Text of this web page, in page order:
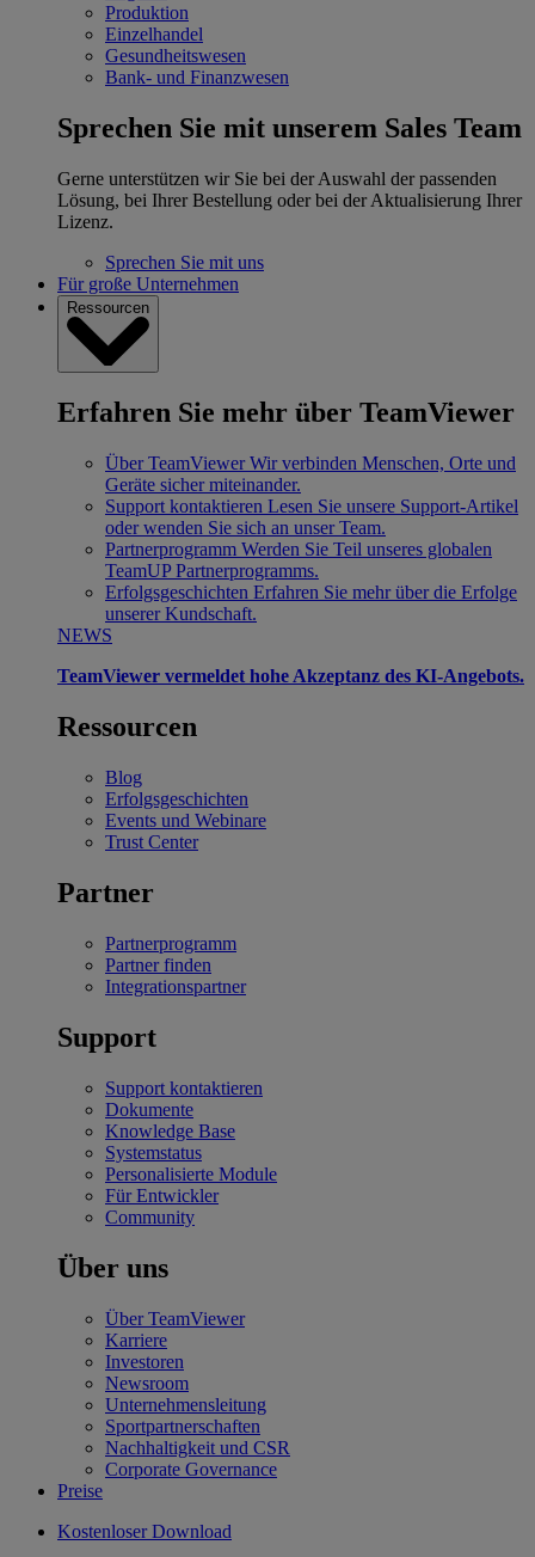
Produktion
Einzelhandel
Gesundheitswesen
Bank- und Finanzwesen
Sprechen Sie mit unserem Sales Team
Gerne unterstützen wir Sie bei der Auswahl der passenden
Lösung, bei Ihrer Bestellung oder bei der Aktualisierung Ihrer
Lizenz.
Sprechen Sie mit uns
Für große Unternehmen
Ressourcen
Erfahren Sie mehr über TeamViewer
Über TeamViewer Wir verbinden Menschen, Orte und
Geräte sicher miteinander.
Support kontaktieren Lesen Sie unsere Support-Artikel
oder wenden Sie sich an unser Team.
Partnerprogramm Werden Sie Teil unseres globalen
TeamUP Partnerprogramms.
Erfolgsgeschichten Erfahren Sie mehr über die Erfolge
unserer Kundschaft.
NEWS
TeamViewer vermeldet hohe Akzeptanz des KI-Angebots.
Ressourcen
Blog
Erfolgsgeschichten
Events und Webinare
Trust Center
Partner
Partnerprogramm
Partner finden
Integrationspartner
Support
Support kontaktieren
Dokumente
Knowledge Base
Systemstatus
Personalisierte Module
Für Entwickler
Community
Über uns
Über TeamViewer
Karriere
Investoren
Newsroom
Unternehmensleitung
Sportpartnerschaften
Nachhaltigkeit und CSR
Corporate Governance
Preise
Kostenloser Download